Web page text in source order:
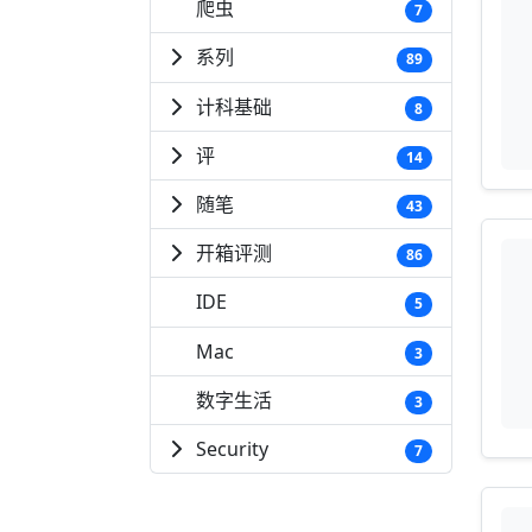
爬虫 7
系列 89
计科基础 8
评 14
随笔 43
开箱评测 86
IDE 5
Mac 3
数字生活 3
Security 7